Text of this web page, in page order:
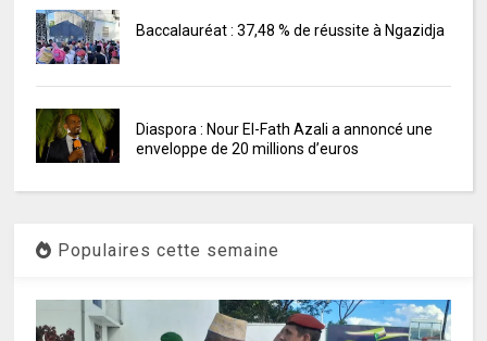
Baccalauréat : 37,48 % de réussite à Ngazidja
Diaspora : Nour El-Fath Azali a annoncé une
enveloppe de 20 millions d’euros
Populaires cette semaine